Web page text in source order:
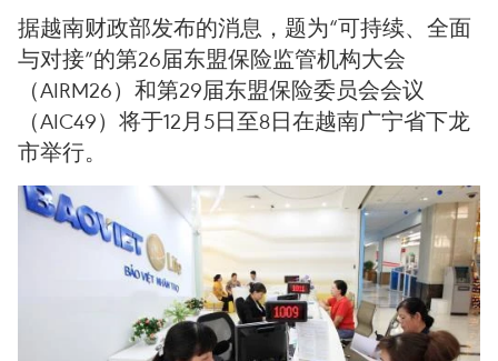
据越南财政部发布的消息，题为“可持续、全面
与对接”的第26届东盟保险监管机构大会
（AIRM26）和第29届东盟保险委员会会议
（AIC49）将于12月5日至8日在越南广宁省下龙
市举行。